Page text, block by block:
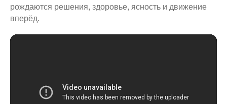
рождаются решения, здоровье, ясность и движение
вперёд.